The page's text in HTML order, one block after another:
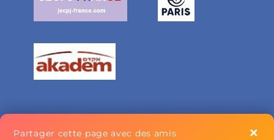
Partager cette page avec des amis ✕